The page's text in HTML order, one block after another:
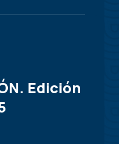
Edición